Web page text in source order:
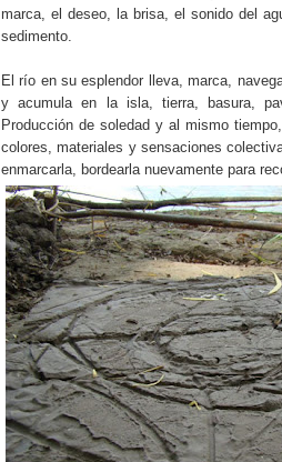
marca, el deseo, la brisa, el sonido del
sedimento.
El río en su esplendor lleva, marca,
y acumula en la isla, tierra, basura,
Producción de soledad y al mismo
colores, materiales y sensaciones
enmarcarla, bordearla nuevamente para